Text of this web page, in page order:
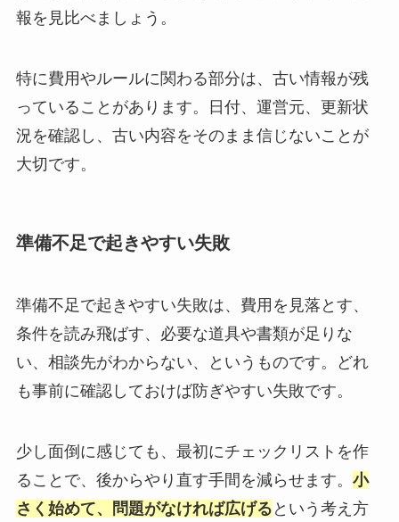
報を見比べましょう。
特に費用やルールに関わる部分は、古い情報が残
っていることがあります。日付、運営元、更新状
況を確認し、古い内容をそのまま信じないことが
大切です。
準備不足で起きやすい失敗
準備不足で起きやすい失敗は、費用を見落とす、
条件を読み飛ばす、必要な道具や書類が足りな
い、相談先がわからない、というものです。どれ
も事前に確認しておけば防ぎやすい失敗です。
少し面倒に感じても、最初にチェックリストを作
ることで、後からやり直す手間を減らせます。 小
さく始めて、問題がなければ広げる という考え方